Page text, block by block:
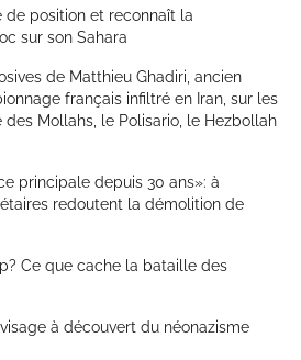
de position et reconnaît la
sur son Sahara
de Matthieu Ghadiri, ancien
français infiltré en Iran, sur les
des Mollahs, le Polisario, le Hezbollah
principale depuis 30 ans»: à
redoutent la démolition de
Ce que cache la bataille des
à découvert du néonazisme